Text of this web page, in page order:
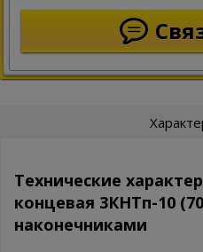
Технические
концевая 3КНТп-10
наконечниками